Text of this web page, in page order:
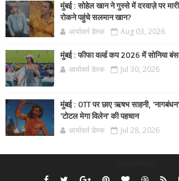
मुंबई : सोहेल खान ने गुस्से में दरवाज़े पर
रोकने पहुंचे सलमान खान?
आर्यावर्त डेस्क Aug 03, 2026
मुंबई : फीफा वर्ल्ड कप 2026 में सोनिया
आर्यावर्त डेस्क Jul 30, 2026
मुंबई : OTT पर छाए ऋषभ साहनी,
'टोटल मेगा विलेन' की पहचान
आर्यावर्त डेस्क Jul 28, 2026